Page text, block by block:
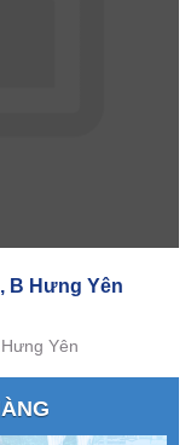
B Hưng Yên
Yên